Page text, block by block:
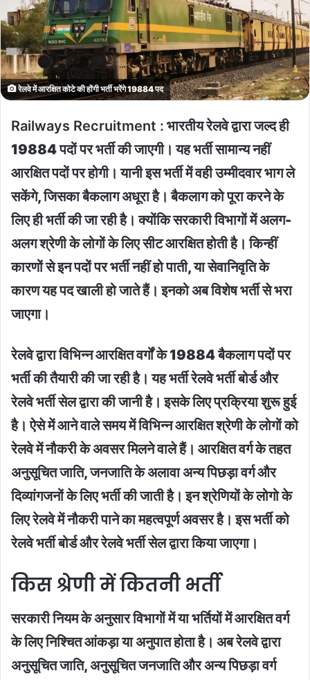
रेलवे में आरक्षित कोटे की होंगी भर्ती भरेंगे 19884 पद
Railways Recruitment : भारतीय रेलवे द्वारा जल्द ही
19884 पदों पर भर्ती की जाएगी। यह भर्ती सामान्य नहीं
आरक्षित पदों पर होगी। यानी इस भर्ती में वही उम्मीदवार भाग ले
सकेंगे, जिसका बैकलाग अधूरा है। बैकलाग को पूरा करने के
लिए ही भर्ती की जा रही है। क्योंकि सरकारी विभागों में अलग-
अलग श्रेणी के लोगों के लिए सीट आरक्षित होती है। किन्हीं
कारणों से इन पदों पर भर्ती नहीं हो पाती, या सेवानिवृति के
कारण यह पद खाली हो जाते हैं। इनको अब विशेष भर्ती से भरा
जाएगा।
रेलवे द्वारा विभिन्न आरक्षित वर्गों के 19884 बैकलाग पदों पर
भर्ती की तैयारी की जा रही है। यह भर्ती रेलवे भर्ती बोर्ड और
रेलवे भर्ती सेल द्वारा की जानी है। इसके लिए प्रक्रिया शुरू हुई
है। ऐसे में आने वाले समय में विभिन्न आरक्षित श्रेणी के लोगों को
रेलवे में नौकरी के अवसर मिलने वाले हैं। आरक्षित वर्ग के तहत
अनुसूचित जाति, जनजाति के अलावा अन्य पिछड़ा वर्ग और
दिव्यांगजनों के लिए भर्ती की जाती है। इन श्रेणियों के लोगो के
लिए रेलवे में नौकरी पाने का महत्वपूर्ण अवसर है। इस भर्ती को
रेलवे भर्ती बोर्ड और रेलवे भर्ती सेल द्वारा किया जाएगा।
किस श्रेणी में कितनी भर्ती
सरकारी नियम के अनुसार विभागों में या भर्तियों में आरक्षित वर्ग
के लिए निश्चित आंकड़ा या अनुपात होता है। अब रेलवे द्वारा
अनुसूचित जाति, अनुसूचित जनजाति और अन्य पिछड़ा वर्ग